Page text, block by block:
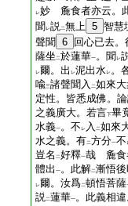
レ妙 麁食者亦云。
聞 レ説二無上 5 智慧
聲聞 6
回心已去。
薩坐 二於蓮華一。聞 レ
レ爾。出 レ泥出水レ。
喩三諸聲聞入 二如來
定性。皆悉成佛。
之義廣大。若言下畢
水義一。不 レ 入 二如來
水之義。有二方分一不
豈名 二好釋一哉 麁食
體出 一。此解二漸悟
レ爾。汝爲二頓悟菩薩
説二蓮華一。此義相